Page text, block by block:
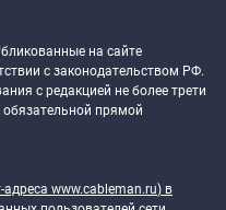
на сайте
с законодательством РФ.
с редакцией не более трети
прямой
адреса www.cableman.ru) в